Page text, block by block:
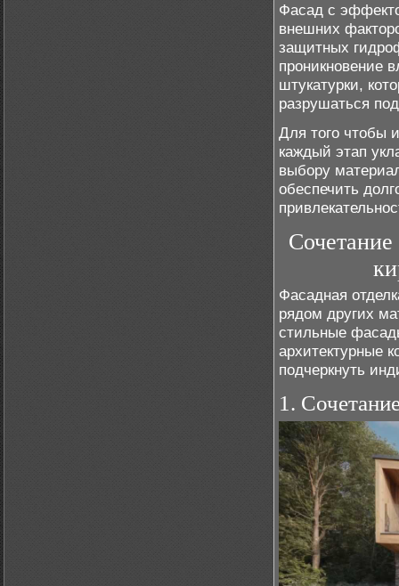
Фасад с
внешних
защитных
проникновение
штукатурки,
разрушаться
Для того чтобы
каждый этап
выбору
обеспечить
Фасадная
рядом других
стильные
архитектурные
подчеркнуть
1.